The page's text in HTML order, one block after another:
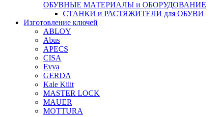
ОБУВНЫЕ МАТЕРИАЛЫ и ОБОРУДОВАНИЕ
СТАНКИ и РАСТЯЖИТЕЛИ для ОБУВИ
Изготовление ключей
ABLOY
Abus
APECS
CISA
Evva
GERDA
Kale Kilit
MASTER LOCK
MAUER
MOTTURA